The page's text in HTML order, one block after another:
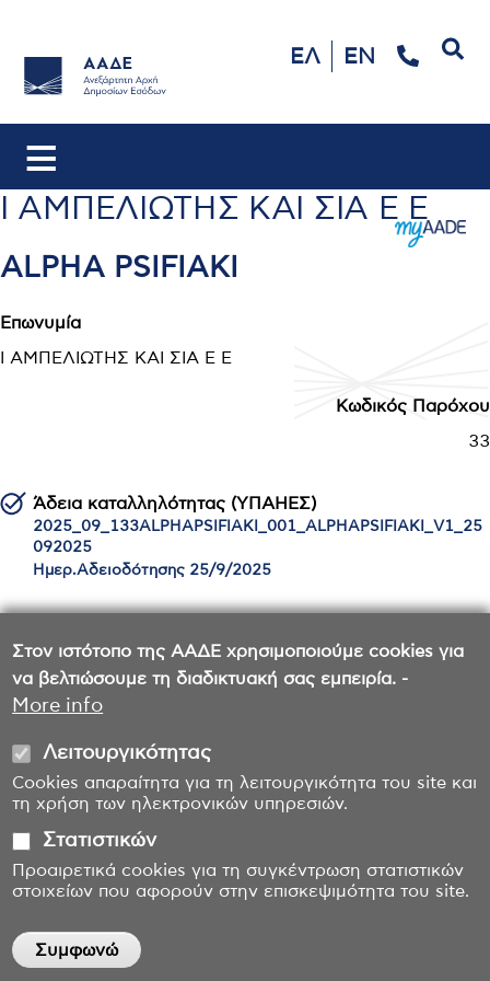
Στον ιστότοπο της ΑΑΔΕ χρησιμοποιούμε cookies για
να βελτιώσουμε τη διαδικτυακή σας εμπειρία. -
More info
Λειτουργικότητας
Cookies απαραίτητα για τη λειτουργικότητα του site και
τη χρήση των ηλεκτρονικών υπηρεσιών.
Στατιστικών
Προαιρετικά cookies για τη συγκέντρωση στατιστικών
στοιχείων που αφορούν στην επισκεψιμότητα του site.
Συμφωνώ
ΕΛ EN
Ι ΑΜΠΕΛΙΩΤΗΣ ΚΑΙ ΣΙΑ Ε Ε
ALPHA PSIFIAKI
Επωνυμία
Ι ΑΜΠΕΛΙΩΤΗΣ ΚΑΙ ΣΙΑ Ε Ε
Κωδικός Παρόχου
33
Άδεια καταλληλότητας (ΥΠΑΗΕΣ)
2025_09_133ALPHAPSIFIAKI_001_ALPHAPSIFIAKI_V1_25
092025
Ημερ.Αδειοδότησης 25/9/2025
Αδειοδοτημένος κατά Α.1158/2023
Ημερ.Αδειοδότησης 25/9/2025